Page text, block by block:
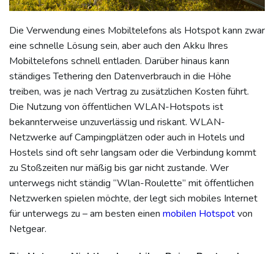
Die Verwendung eines Mobiltelefons als Hotspot kann zwar
eine schnelle Lösung sein, aber auch den Akku Ihres
Mobiltelefons schnell entladen. Darüber hinaus kann
ständiges Tethering den Datenverbrauch in die Höhe
treiben, was je nach Vertrag zu zusätzlichen Kosten führt.
Die Nutzung von öffentlichen WLAN-Hotspots ist
bekannterweise unzuverlässig und riskant. WLAN-
Netzwerke auf Campingplätzen oder auch in Hotels und
Hostels sind oft sehr langsam oder die Verbindung kommt
zu Stoßzeiten nur mäßig bis gar nicht zustande. Wer
unterwegs nicht ständig “Wlan-Roulette” mit öffentlichen
Netzwerken spielen möchte, der legt sich mobiles Internet
für unterwegs zu – am besten einen mobilen Hotspotvon
Netgear.